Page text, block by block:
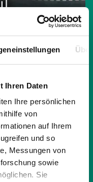
Ihren Daten
Ihre persönlichen
von
auf Ihrem
und so
Messungen von
sowie
Sie
RIED SKY